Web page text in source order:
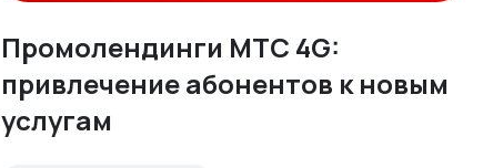
Промолендинги МТС 4G:
привлечение абонентов к новым
услугам